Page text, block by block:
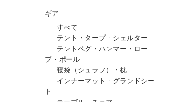
ギア
すべて
テント・タープ・シェルター
テントペグ・ハンマー・ロー
プ・ポール
寝袋（シュラフ）・枕
インナーマット・グランドシー
ト